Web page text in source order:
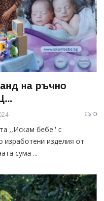
на ръчно
0
,,Искам бебе'' с
изделия от
сума ...